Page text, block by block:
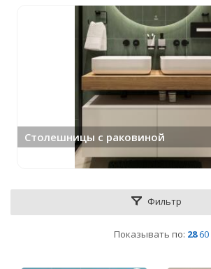
Столешницы с раковиной
Фильтр
Показывать по: 28 60